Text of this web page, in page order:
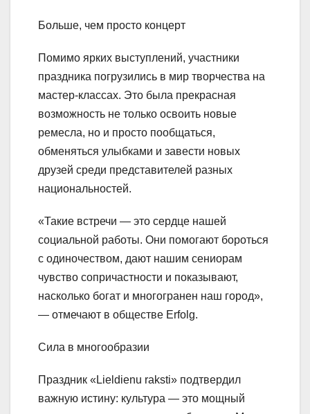
Больше, чем просто концерт
Помимо ярких выступлений, участники
праздника погрузились в мир творчества на
мастер-классах. Это была прекрасная
возможность не только освоить новые
ремесла, но и просто пообщаться,
обменяться улыбками и завести новых
друзей среди представителей разных
национальностей.
«Такие встречи — это сердце нашей
социальной работы. Они помогают бороться
с одиночеством, дают нашим сениорам
чувство сопричастности и показывают,
насколько богат и многогранен наш город»,
— отмечают в обществе Erfolg.
Сила в многообразии
Праздник «Lieldienu raksti» подтвердил
важную истину: культура — это мощный